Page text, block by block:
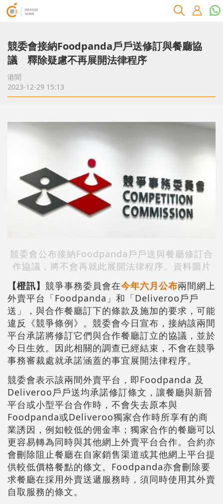
競委會接納Foodpanda戶戶送修訂與餐廳協
議 釋除疑慮不再展開法律程序
港聞
2023-12-29 15:13
競委會公布接納Foodpanda戶戶送與餐廳修訂合
作協議，將不會再就此展開法律程序。資料圖片
【橙訊】 競爭事務委員會在今年六月公布兩間網上
外賣平台「Foodpanda」和「Deliveroo戶戶
送」，與合作餐廳訂下的條款及施加的要求，可能
違反《競爭條例》。競委會今日宣布，接納該兩間
平台承諾將修訂它們與合作餐廳訂立的協議，並於
今日生效。因此相關的調查已經結束，不會在競爭
事務審裁處就承諾涵蓋的事宜展開法律程序。
競委會表示該兩間外賣平台，即Foodpanda 及
Deliveroo戶戶送均承諾修訂條文，讓餐廳與新晉
平台或小型平台合作時，不會失去原本與
Foodpanda或Deliveroo獨家合作時所享有的商
業誘因，例如較低的佣金率；獨家合作的餐廳可以
更容易轉為同時與其他網上外賣平台合作。合約亦
會刪除阻止餐廳在自家銷售渠道或其他網上平台提
供較低價格餐點的條文。Foodpanda亦會刪除要
求餐廳在採用外賣送遞服務時，須同時使用其外賣
自取服務的條文。